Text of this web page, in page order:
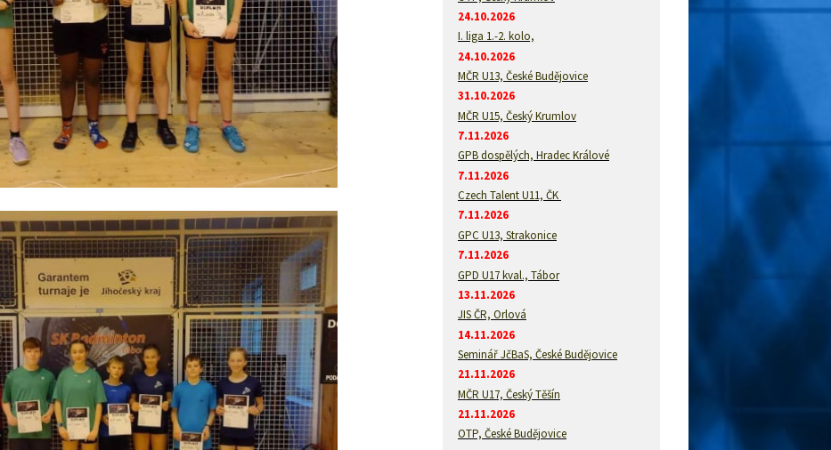
24.10.2026
I. liga 1.-2. kolo,
24.10.2026
MČR U13, České Budějovice
31.10.2026
MČR U15, Český Krumlov
7.11.2026
GPB dospělých, Hradec Králové
7.11.2026
Czech Talent U11, ČK
7.11.2026
GPC U13, Strakonice
7.11.2026
GPD U17 kval., Tábor
13.11.2026
JIS ČR, Orlová
14.11.2026
Seminář JčBaS, České Budějovice
21.11.2026
MČR U17, Český Těšín
21.11.2026
OTP, České Budějovice